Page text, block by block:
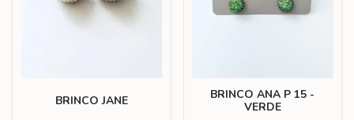
BRINCO JANE
BRINCO ANA P 15 -
VERDE